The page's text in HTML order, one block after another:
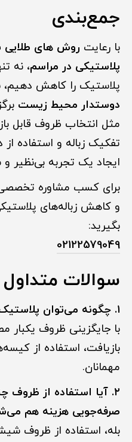
جمع‌بندی
با رعایت روش های طلایی
پلاستیکی در مراسم، نه
پلاستیک را کاهش دهیم،
دوستدار محیط زیست
مثل انتخاب ظروف قابل
تفکیک زباله و استفاده
ایجاد یک تجربه بی‌نظیر
برای کسب مشاوره تخصصی
و کاهش زباله‌های
بگیرید:
02122579049
سوالات متداول
۱. چگونه می‌توان پلاستیک را در مراسم کاهش داد؟
با جایگزینی ظروف یکبار
بازیافت، استفاده از
مهمانان.
۲. آیا استفاده از ظروف
صرفه‌جویی هزینه هم
بله، استفاده از ظروف